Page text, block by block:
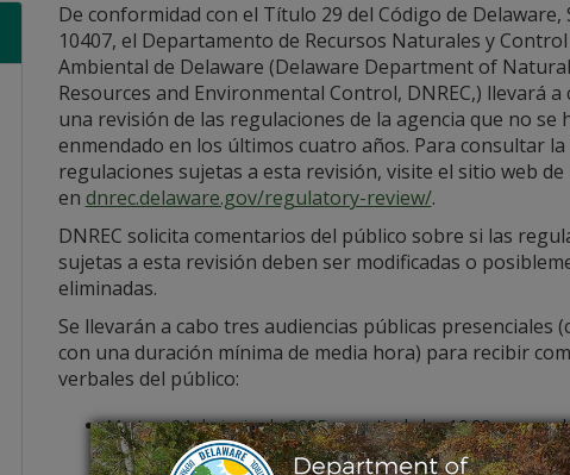
De conformidad con el Título 29 del Código de Delaware,
10407, el Departamento de Recursos Naturales y Control
Ambiental de Delaware (Delaware Department of Natural
Resources and Environmental Control, DNREC,) llevará a
una revisión de las regulaciones de la agencia que no se
enmendado en los últimos cuatro años. Para consultar la
regulaciones sujetas a esta revisión, visite el sitio web de
en dnrec.delaware.gov/regulatory-review/.
DNREC solicita comentarios del público sobre si las
sujetas a esta revisión deben ser modificadas o
eliminadas.
Se llevarán a cabo tres audiencias públicas presenciales
con una duración mínima de media hora) para recibir
verbales del público:
Martes, 24 de junio de 2025, a partir de las 10:00 a. m., en
Lewes, 901 Pilottown Road, Lewes, DE 19958